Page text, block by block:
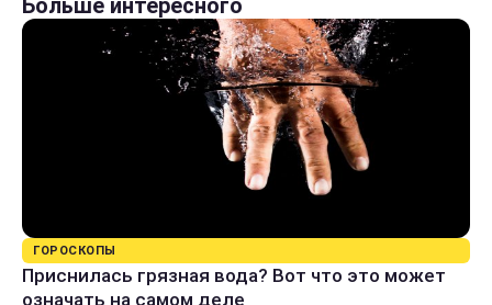
Больше интересного
ГОРОСКОПЫ
Приснилась грязная вода? Вот что это может
означать на самом деле